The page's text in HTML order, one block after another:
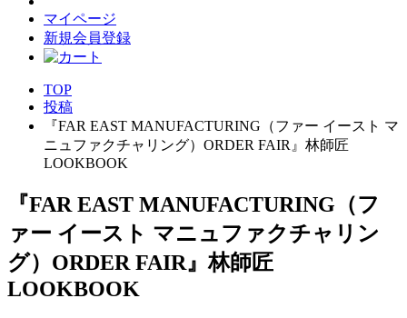
マイページ
新規会員登録
TOP
投稿
『FAR EAST MANUFACTURING（ファー イースト マ
ニュファクチャリング）ORDER FAIR』林師匠
LOOKBOOK
『FAR EAST MANUFACTURING（フ
ァー イースト マニュファクチャリン
グ）ORDER FAIR』林師匠
LOOKBOOK